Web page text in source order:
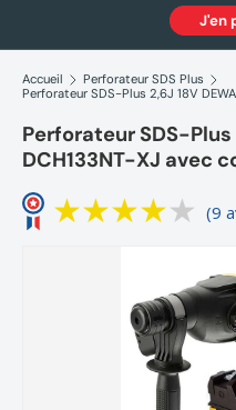
J'en
Accueil
Perforateur SDS Plus
Perforateur SDS-Plus 2,6J 18V
Perforateur SDS-Plus
DCH133NT-XJ avec
(9